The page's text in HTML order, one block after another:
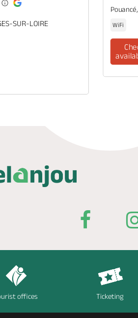
SUR-LOIRE WiFi
offices Ticketing